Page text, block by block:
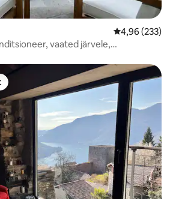
Keskmine
4,96 (233)
vaated järvele,